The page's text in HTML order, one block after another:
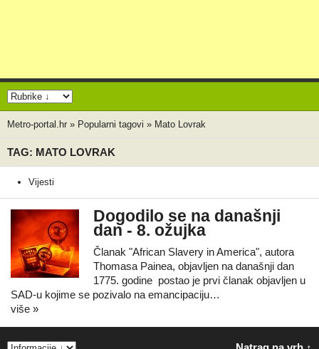
Metro-portal.hr » Popularni tagovi » Mato Lovrak
TAG: MATO LOVRAK
Vijesti
Dogodilo se na današnji
dan - 8. ožujka
Članak "African Slavery in America", autora
Thomasa Painea, objavljen na današnji dan
1775. godine postao je prvi članak objavljen u
SAD-u kojime se pozivalo na emancipaciju…
više »